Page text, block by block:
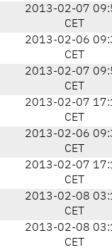
2013-02-07
CET
2013-02-06
CET
2013-02-07
CET
2013-02-07
CET
2013-02-06
CET
2013-02-07
CET
2013-02-08
CET
2013-02-08
CET